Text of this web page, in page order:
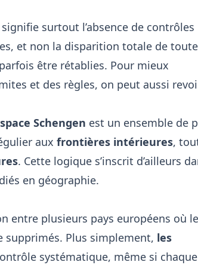
signifie surtout l’absence de contrôles
et non la disparition totale de toute
être rétablies. Pour mieux
et des règles, on peut aussi
Schengen est un ensemble de
aux frontières intérieures,
. Cette logique s’inscrit d’ailleurs
en géographie.
entre plusieurs pays européens où
Plus simplement, les
systématique, même si chaque